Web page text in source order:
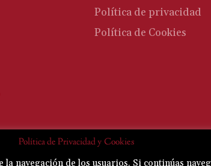
Política de privacidad
Política de Cookies
Política de Privacidad y Cookies
navegación de los usuarios. Si continúas